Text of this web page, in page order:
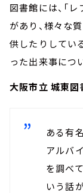
図書館には、「
があり、様々な
供したりしてい
った出来事につ
大阪市立 城東
ある有
アルバ
を調べ
いう話